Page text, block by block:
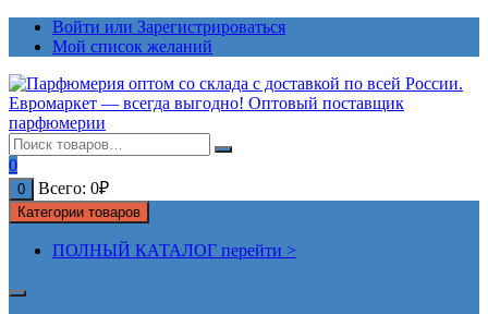
ПерейтиВойти или Зарегистрироваться
Мой список желаний
0
0 Всего: 0₽
Категории товаров
ПОЛНЫЙ КАТАЛОГ перейти >